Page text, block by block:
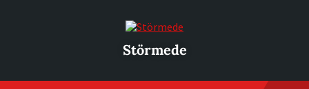
Störmede